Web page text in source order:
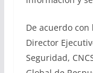
De acuerdo
Director
Seguridad,